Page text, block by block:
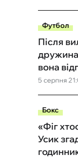
Футбол
5 серпня
Після
вона
Бокс
«Фіг
Усик